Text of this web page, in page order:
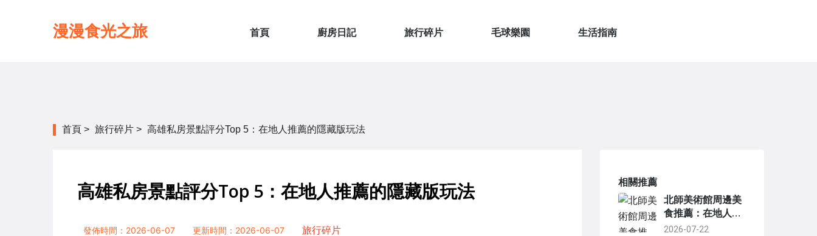
漫漫食光之旅 首頁 廚房日記 旅行碎片 毛球樂園 生活指南
首頁 > 旅行碎片 > 高雄私房景點評分Top 5：在地人推薦的隱藏版玩法
高雄私房景點評分Top 5：在地人推薦的隱藏版玩法
發佈時間：2026-06-07 更新時間：2026-06-07 旅行碎片
相關推薦
北師美術館周邊美
食推薦：在地人私
藏的15間必吃店家
2026-07-22